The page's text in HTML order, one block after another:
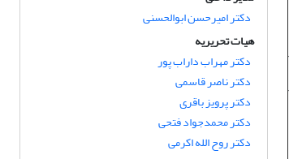
دکتر امیرحسن ابوالحسنی
هیات تحریریه
دکتر مهراب داراب پور
دکتر ناصر قاسمی
دکتر پرویز باقری
دکتر محمدجواد فتحی
دکتر روح الله اکرمی